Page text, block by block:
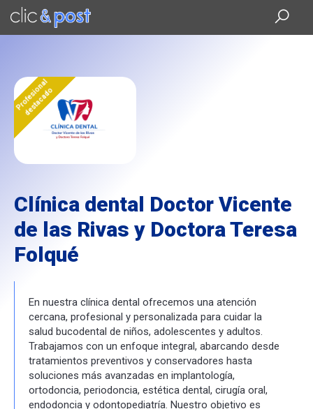
Saltar
contenido
Profesional
destacado
Clínica dental Doctor Vicente
de las Rivas y Doctora Teresa
Folqué
En nuestra clínica dental ofrecemos una atención
cercana, profesional y personalizada para cuidar la
salud bucodental de niños, adolescentes y adultos.
Trabajamos con un enfoque integral, abarcando desde
tratamientos preventivos y conservadores hasta
soluciones más avanzadas en implantología,
ortodoncia, periodoncia, estética dental, cirugía oral,
endodoncia y odontopediatría. Nuestro objetivo es